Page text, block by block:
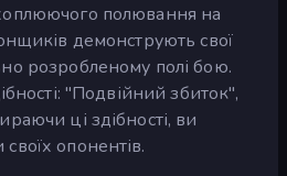
полювання на
демонструють свої
розробленому полі бою.
"Подвійний збиток",
ці здібності, ви
опонентів.